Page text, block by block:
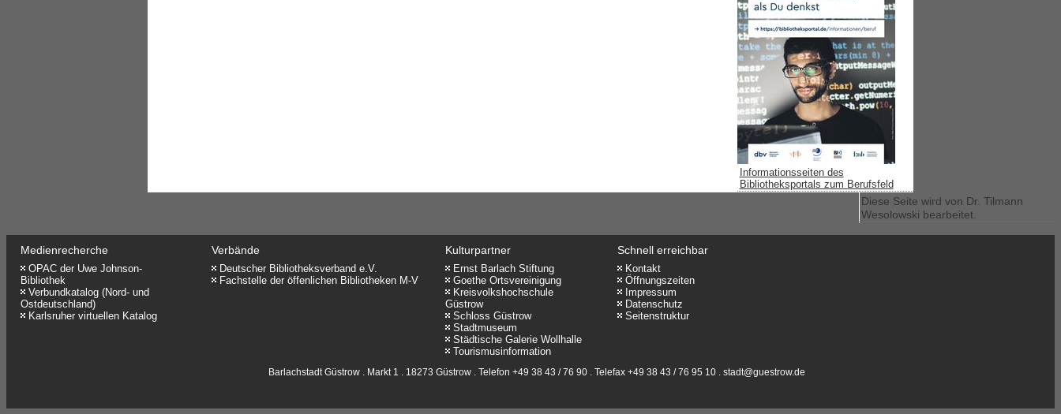
Informationsseiten des
Bibliotheksportals zum Berufsfeld
Diese Seite wird von Dr. Tilmann
Wesolowski bearbeitet.
Medienrecherche
OPAC der Uwe Johnson-
Bibliothek
Verbundkatalog (Nord- und
Ostdeutschland)
Karlsruher virtuellen Katalog
Verbände
Deutscher Bibliotheksverband e.V.
Fachstelle der öffenlichen Bibliotheken M-V
Kulturpartner
Ernst Barlach Stiftung
Goethe Ortsvereinigung
Kreisvolkshochschule
Güstrow
Schloss Güstrow
Stadtmuseum
Städtische Galerie Wollhalle
Tourismusinformation
Schnell erreichbar
Kontakt
Öffnungszeiten
Impressum
Datenschutz
Seitenstruktur
Barlachstadt Güstrow . Markt 1 . 18273 Güstrow . Telefon +49 38 43 / 76 90 . Telefax +49 38 43 / 76 95 10 . stadt@guestrow.de